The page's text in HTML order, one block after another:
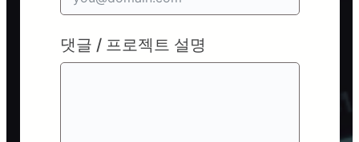
댓글 / 프로젝트 설명